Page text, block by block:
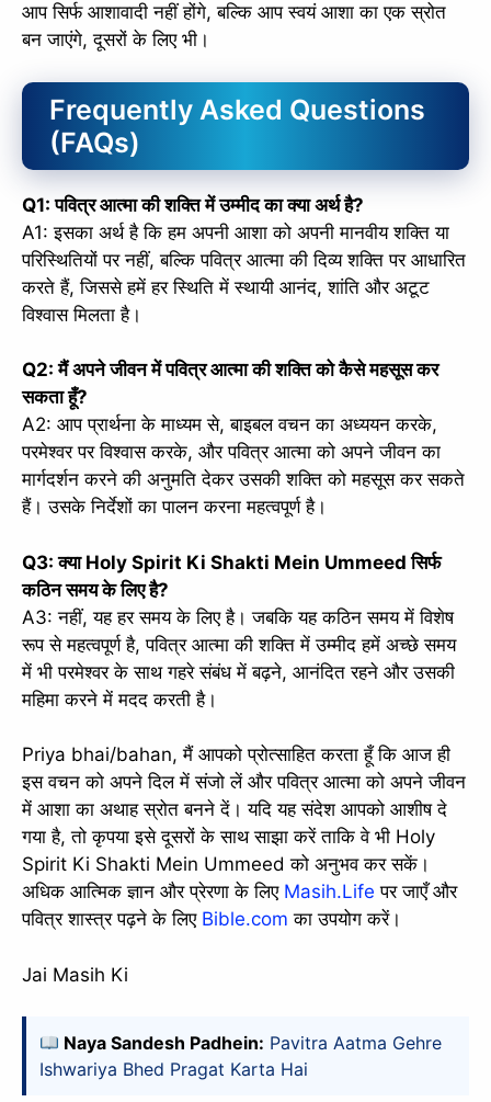
आप सिर्फ आशावादी नहीं होंगे, बल्कि आप स्वयं आशा का एक स्रोत
बन जाएंगे, दूसरों के लिए भी।
Frequently Asked Questions
(FAQs)
Q1: पवित्र आत्मा की शक्ति में उम्मीद का क्या अर्थ है?
A1: इसका अर्थ है कि हम अपनी आशा को अपनी मानवीय शक्ति या
परिस्थितियों पर नहीं, बल्कि पवित्र आत्मा की दिव्य शक्ति पर आधारित
करते हैं, जिससे हमें हर स्थिति में स्थायी आनंद, शांति और अटूट
विश्वास मिलता है।
Q2: मैं अपने जीवन में पवित्र आत्मा की शक्ति को कैसे महसूस कर
सकता हूँ?
A2: आप प्रार्थना के माध्यम से, बाइबल वचन का अध्ययन करके,
परमेश्वर पर विश्वास करके, और पवित्र आत्मा को अपने जीवन का
मार्गदर्शन करने की अनुमति देकर उसकी शक्ति को महसूस कर सकते
हैं। उसके निर्देशों का पालन करना महत्वपूर्ण है।
Q3: क्या Holy Spirit Ki Shakti Mein Ummeed सिर्फ
कठिन समय के लिए है?
A3: नहीं, यह हर समय के लिए है। जबकि यह कठिन समय में विशेष
रूप से महत्वपूर्ण है, पवित्र आत्मा की शक्ति में उम्मीद हमें अच्छे समय
में भी परमेश्वर के साथ गहरे संबंध में बढ़ने, आनंदित रहने और उसकी
महिमा करने में मदद करती है।
Priya bhai/bahan, मैं आपको प्रोत्साहित करता हूँ कि आज ही
इस वचन को अपने दिल में संजो लें और पवित्र आत्मा को अपने जीवन
में आशा का अथाह स्रोत बनने दें। यदि यह संदेश आपको आशीष दे
गया है, तो कृपया इसे दूसरों के साथ साझा करें ताकि वे भी Holy
Spirit Ki Shakti Mein Ummeed को अनुभव कर सकें।
अधिक आत्मिक ज्ञान और प्रेरणा के लिए Masih.Life पर जाएँ और
पवित्र शास्त्र पढ़ने के लिए Bible.com का उपयोग करें।
Jai Masih Ki
Naya Sandesh Padhein: Pavitra Aatma Gehre
Ishwariya Bhed Pragat Karta Hai